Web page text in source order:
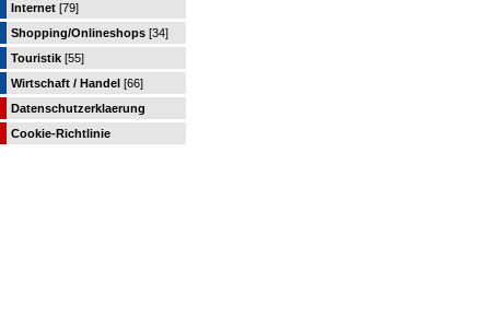
Internet [79]
Shopping/Onlineshops [34]
Touristik [55]
Wirtschaft / Handel [66]
Datenschutzerklaerung
Cookie-Richtlinie